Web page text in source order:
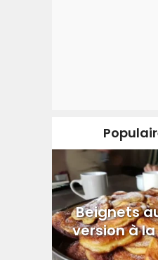
Beignets
version à